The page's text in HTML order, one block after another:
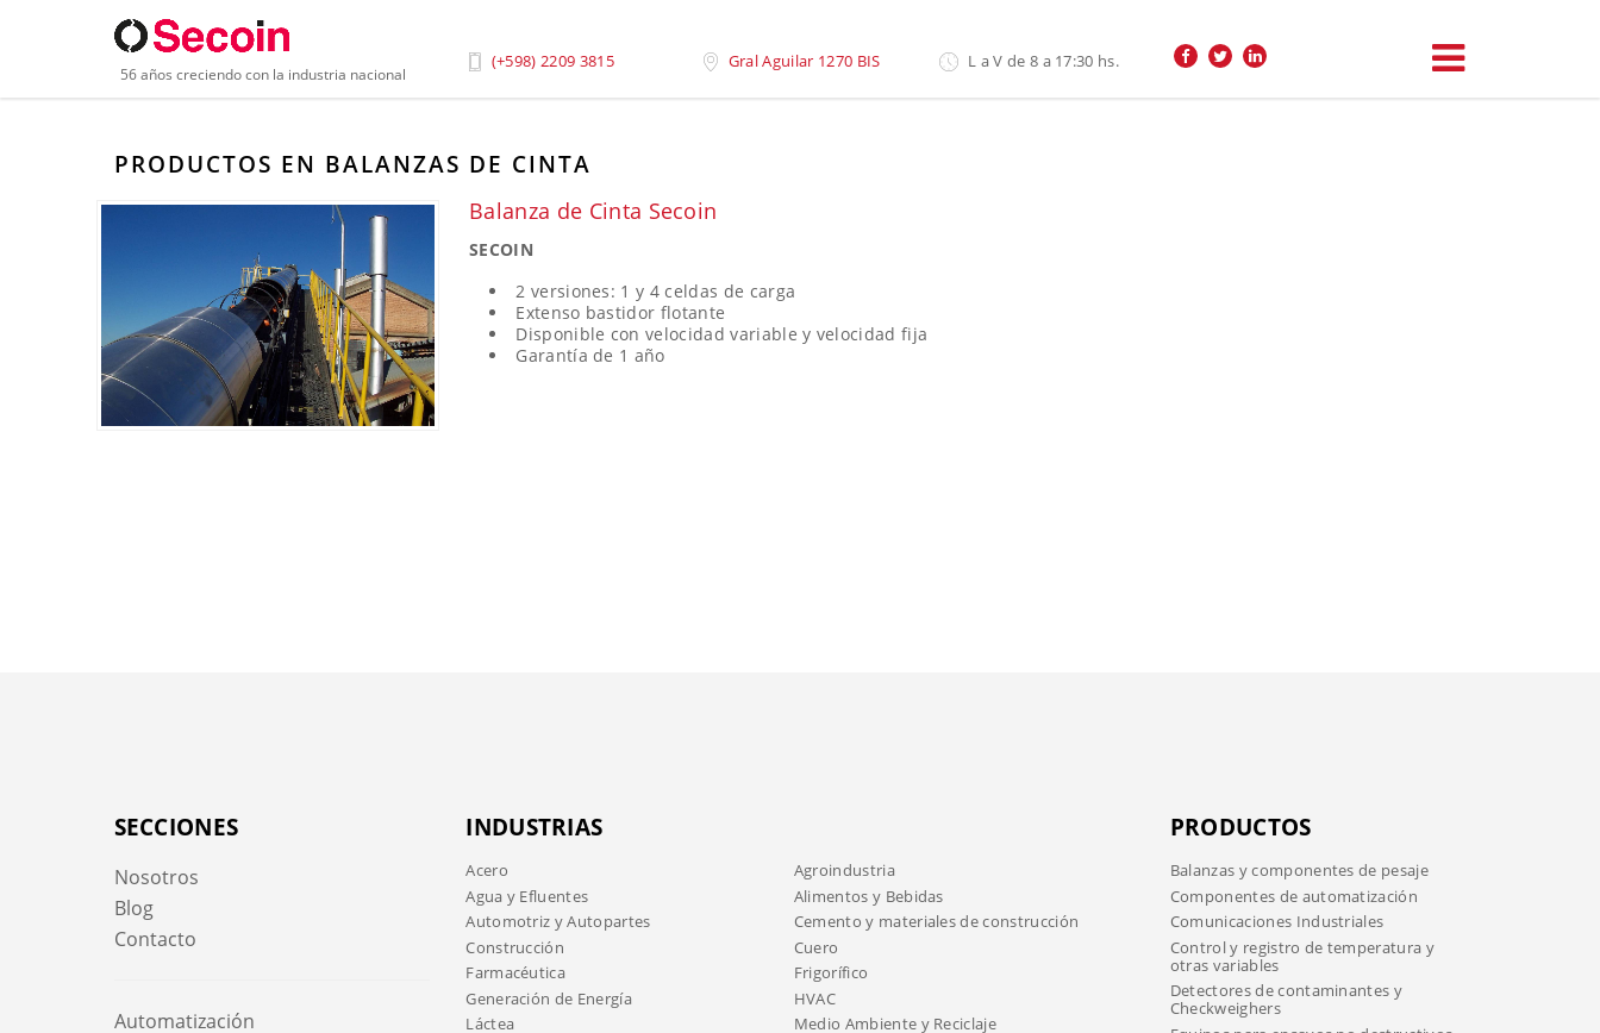
56 años creciendo con la industria nacional
(+598) 2209 3815 Gral Aguilar 1270 BIS L a V de 8 a 17:30 hs.
Inicio » Productos » Balanzas y Componentes de Pesaje » Balanzas de Cinta
PRODUCTOS EN BALANZAS DE CINTA
Balanza de Cinta Secoin
SECOIN
2 versiones: 1 y 4 celdas de carga
Extenso bastidor flotante
Disponible con velocidad variable y velocidad fija
Garantía de 1 año
SECCIONES
Nosotros
Blog
Contacto
Automatización
INDUSTRIAS
Acero
Agroindustria
Agua y Efluentes
Alimentos y Bebidas
Automotriz y Autopartes
Cemento y materiales de construcción
Construcción
Cuero
Farmacéutica
Frigorífico
Generación de Energía
HVAC
Láctea
Medio Ambiente y Reciclaje
PRODUCTOS
Balanzas y componentes de pesaje
Componentes de automatización
Comunicaciones Industriales
Control y registro de temperatura y
otras variables
Detectores de contaminantes y
Checkweighers